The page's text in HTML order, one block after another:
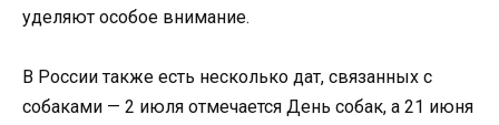
уделяют особое внимание.
В России также есть несколько дат, связанных с
собаками — 2 июля отмечается День собак, а 21 июня